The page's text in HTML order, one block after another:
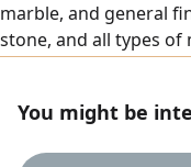
marble, and general
stone, and all types of
Contact us
You might be